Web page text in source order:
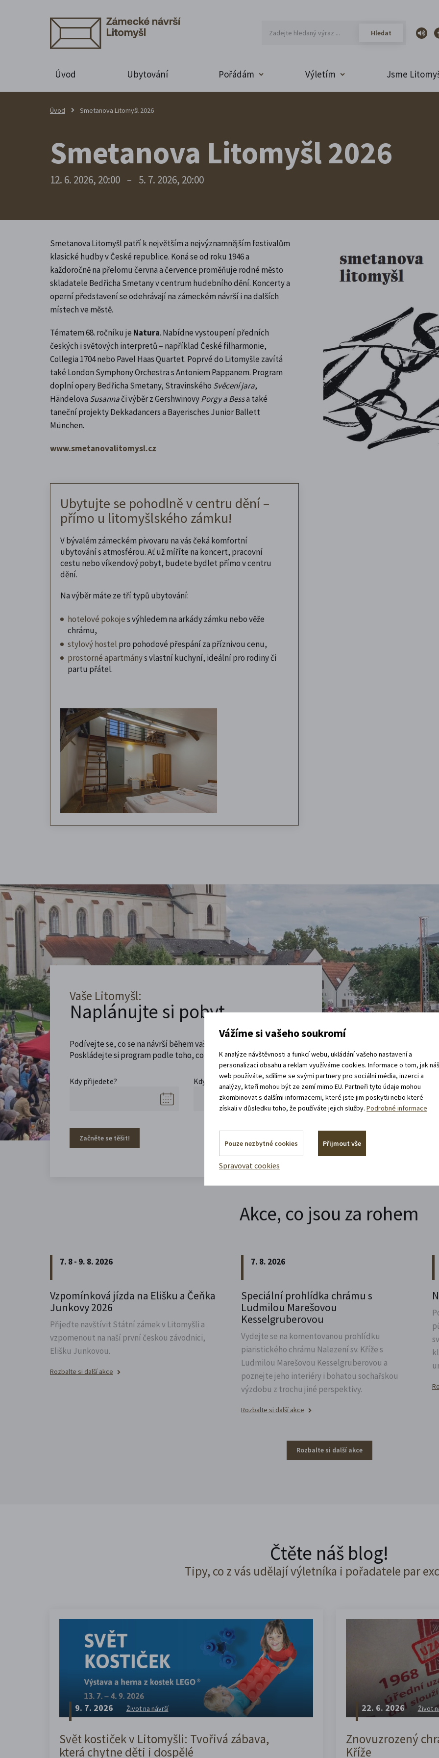
Úvod Ubytování Pořádám Výletím Jsme
Úvod Smetanova Litomyšl 2026
Smetanova Litomyšl 2026
12. 6. 2026, 20:00 – 5. 7. 2026, 20:00
Smetanova Litomyšl patří k největším a nejvýznamnějším festivalům
klasické hudby v České republice. Koná se od roku 1946 a
každoročně na přelomu června a července proměňuje rodné město
skladatele Bedřicha Smetany v centrum hudebního dění. Koncerty a
operní představení se odehrávají na zámeckém návrší i na dalších
místech ve městě.
Tématem 68. ročníku je Natura. Nabídne vystoupení předních
českých i světových interpretů – například České filharmonie,
Collegia 1704 nebo Pavel Haas Quartet. Poprvé do Litomyšle zavítá
také London Symphony Orchestra s Antoniem Pappanem. Program
doplní opery Bedřicha Smetany, Stravinského Svěcení jara,
Händelova Susannači výběr z GershwinovyPorgy a Bessa také
taneční projekty Dekkadancers a Bayerisches Junior Ballett
München.
www.smetanovalitomysl.cz
Ubytujte se pohodlně v centru dění –
přímo u litomyšlského zámku!
V bývalém zámeckém pivovaru na vás čeká komfortní
ubytování s atmosférou. Ať už míříte na koncert, pracovní
cestu nebo víkendový pobyt, budete bydlet přímo v centru
dění.
Na výběr máte ze tří typů ubytování:
hotelové pokojes výhledem na arkády zámku nebo věže
chrámu,
stylový hostel pro pohodové přespání za příznivou cenu,
prostorné apartmánys vlastní kuchyní, ideální pro rodiny či
partu přátel.
Vaše Litomyšl:
Naplánujte si pobyt
Podívejte se, co se na návrší během vaší návštěvy děje.
Poskládejte si program podle toho, co máte rádi.
Kdy přijedete? Kdy se vracíte domů?
Začněte se těšit!
Akce, co jsou za rohem
7. 8 - 9. 8. 2026
Vzpomínková jízda na Elišku a Čeňka
Junkovy 2026
Přijeďte navštívit Státní zámek v Litomyšli a
vzpomenout na naší první českou závodnici,
Elišku Junkovou.
Rozbalte si další akce
7. 8. 2026
Speciální prohlídka chrámu s
Ludmilou Marešovou
Kesselgruberovou
Vydejte se na komentovanou prohlídku
piaristického chrámu Nalezení sv. Kříže s
Ludmilou Marešovou Kesselgruberovou a
poznejte jeho interiéry i bohatou sochařskou
výzdobu z trochu jiné perspektivy.
Rozbalte si další akce
Rozbalte si další akce
Čtěte náš blog!
Tipy, co z vás udělají výletníka i pořadatele par
9. 7. 2026 Život na návrší
Svět kostiček v Litomyšli: Tvořivá zábava,
která chytne děti i dospělé
22. 6. 2026 Život
Znovuzrozený
Kříže
Vážíme si vašeho soukromí
K analýze návštěvnosti a funkcí webu, ukládání vašeho nastavení a
personalizaci obsahu a reklam využíváme cookies. Informace o tom, jak
web používáte, sdílíme se svými partnery pro sociální média, inzerci a
analýzy, kteří mohou být ze zemí mimo EU. Partneři tyto údaje mohou
zkombinovat s dalšími informacemi, které jste jim poskytli nebo které
získali v důsledku toho, že používáte jejich služby.Podrobné informace
Pouze nezbytné cookies Přijmout vše
Spravovat cookies